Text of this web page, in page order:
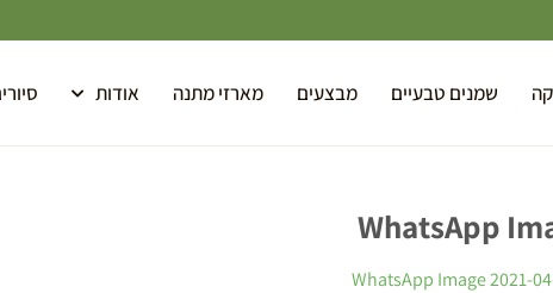
שמנים טבעיים מבצעים מארזי מתנה אודות
WhatsApp
WhatsApp Image 2021-